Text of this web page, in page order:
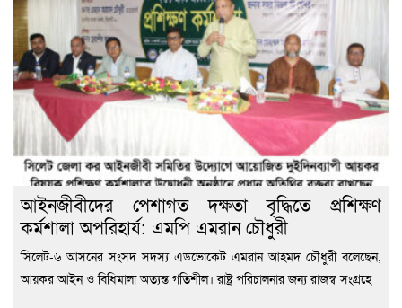
আইনজীবীদের পেশাগত দক্ষতা বৃদ্ধিতে প্রশিক্ষণ
কর্মশালা অপরিহার্য: এমপি এমরান চৌধুরী
‎সিলেট-৬ আসনের সংসদ সদস্য এডভোকেট এমরান আহমদ চৌধুরী বলেছেন,
আয়কর আইন ও বিধিমালা অত্যন্ত গতিশীল। রাষ্ট্র পরিচালনার জন্য রাজস্ব সংগ্রহে